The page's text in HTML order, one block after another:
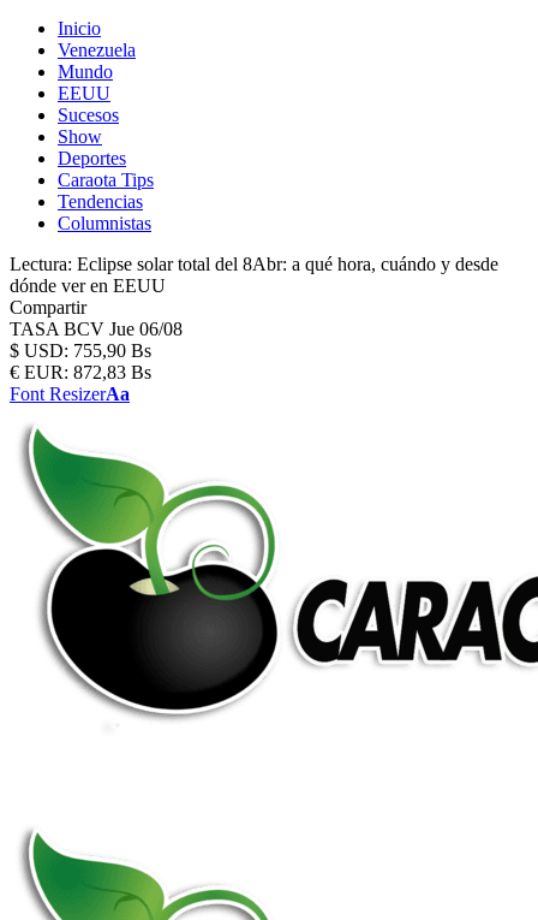
Inicio
Venezuela
Mundo
EEUU
Sucesos
Show
Deportes
Caraota Tips
Tendencias
Columnistas
Lectura: Eclipse solar total del 8Abr: a qué hora, cuándo y desde
dónde ver en EEUU
Compartir
TASA BCV Jue 06/08
$ USD: 755,90 Bs
€ EUR: 872,83 Bs
Font ResizerAa